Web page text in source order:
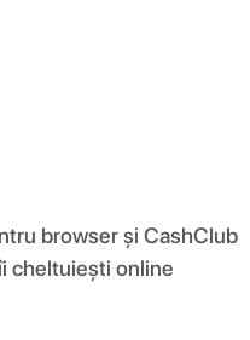
browser și CashClub
cheltuiești online